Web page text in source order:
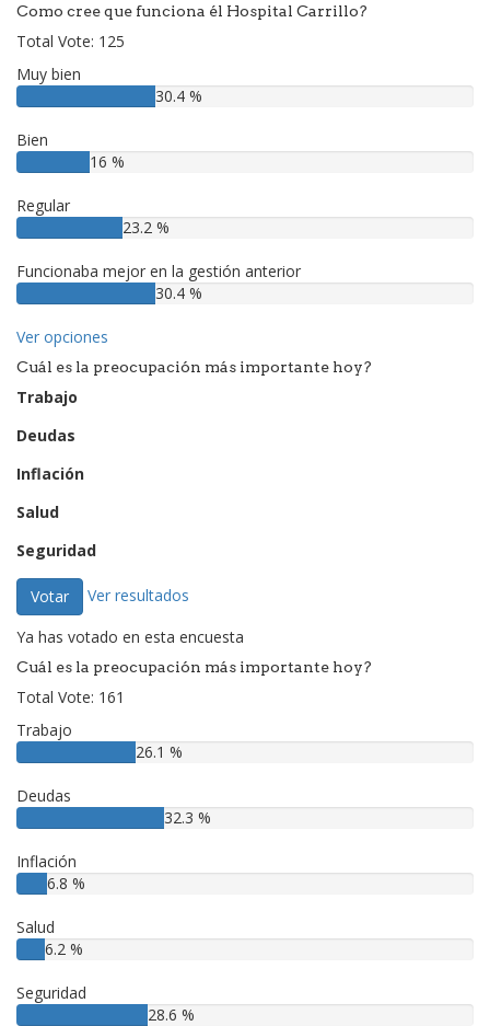
Como cree que funciona él Hospital Carrillo?
Total Vote: 125
Muy bien
30.4 %
Bien
16 %
Regular
23.2 %
Funcionaba mejor en la gestión anterior
30.4 %
Ver opciones
Cuál es la preocupación más importante hoy?
Trabajo
Deudas
Inflación
Salud
Seguridad
Votar Ver resultados
Ya has votado en esta encuesta
Cuál es la preocupación más importante hoy?
Total Vote: 161
Trabajo
26.1 %
Deudas
32.3 %
Inflación
6.8 %
Salud
6.2 %
Seguridad
28.6 %